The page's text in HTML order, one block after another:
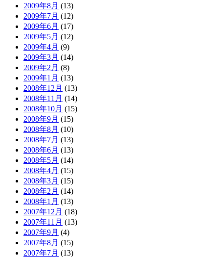
2009年8月 (13)
2009年7月 (12)
2009年6月 (17)
2009年5月 (12)
2009年4月 (9)
2009年3月 (14)
2009年2月 (8)
2009年1月 (13)
2008年12月 (13)
2008年11月 (14)
2008年10月 (15)
2008年9月 (15)
2008年8月 (10)
2008年7月 (13)
2008年6月 (13)
2008年5月 (14)
2008年4月 (15)
2008年3月 (15)
2008年2月 (14)
2008年1月 (13)
2007年12月 (18)
2007年11月 (13)
2007年9月 (4)
2007年8月 (15)
2007年7月 (13)